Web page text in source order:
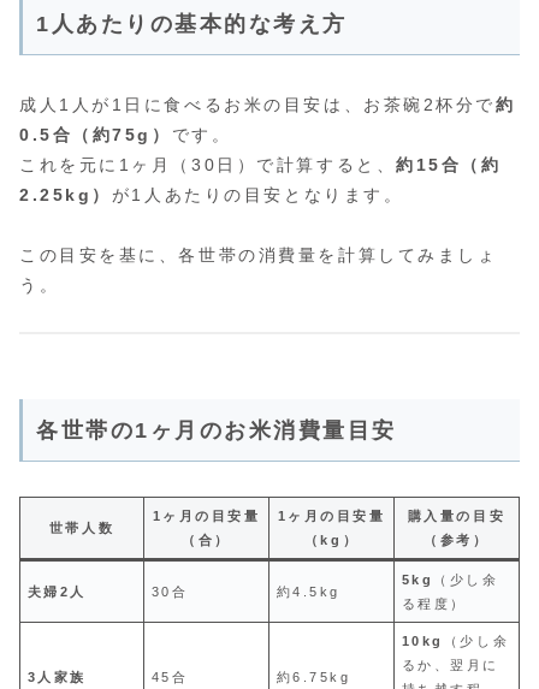
1人あたりの基本的な考え方
成人1人が1日に食べるお米の目安は、お茶碗2杯分で約
0.5合（約75g） です。
これを元に1ヶ月（30日）で計算すると、約15合（約
2.25kg） が1人あたりの目安となります。
この目安を基に、各世帯の消費量を計算してみましょ
う。
各世帯の1ヶ月のお米消費量目安
世帯人数
1ヶ月の目安量
（合）
1ヶ月の目安量
（kg）
購入量の目安
（参考）
夫婦2人 30合 約4.5kg
5kg
（少し余
る程度）
3人家族 45合 約6.75kg
10kg
（少し余
るか、翌月に